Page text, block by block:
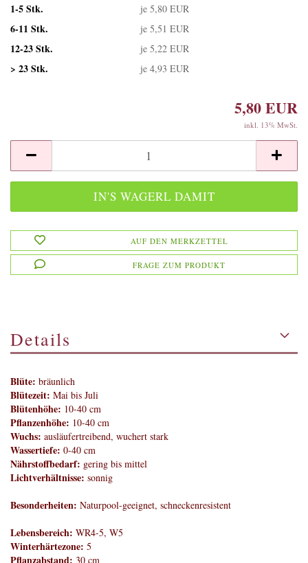
1-5 Stk.
je 5,80 EUR
6-11 Stk. je 5,51 EUR
12-23 Stk. je 5,22 EUR
> 23 Stk. je 4,93 EUR
5,80 EUR
inkl. 13% MwSt.
AUF DEN MERKZETTEL
FRAGE ZUM PRODUKT
Details
Blüte: bräunlich
Blütezeit: Mai bis Juli
Blütenhöhe: 10-40 cm
Pflanzenhöhe: 10-40 cm
Wuchs: ausläufertreibend, wuchert stark
Wassertiefe: 0-40 cm
Nährstoffbedarf: gering bis mittel
Lichtverhältnisse: sonnig
Besonderheiten: Naturpool-geeignet, schneckenresistent
Lebensbereich: WR4-5, W5
Winterhärtezone: 5
Pflanzabstand: 30 cm